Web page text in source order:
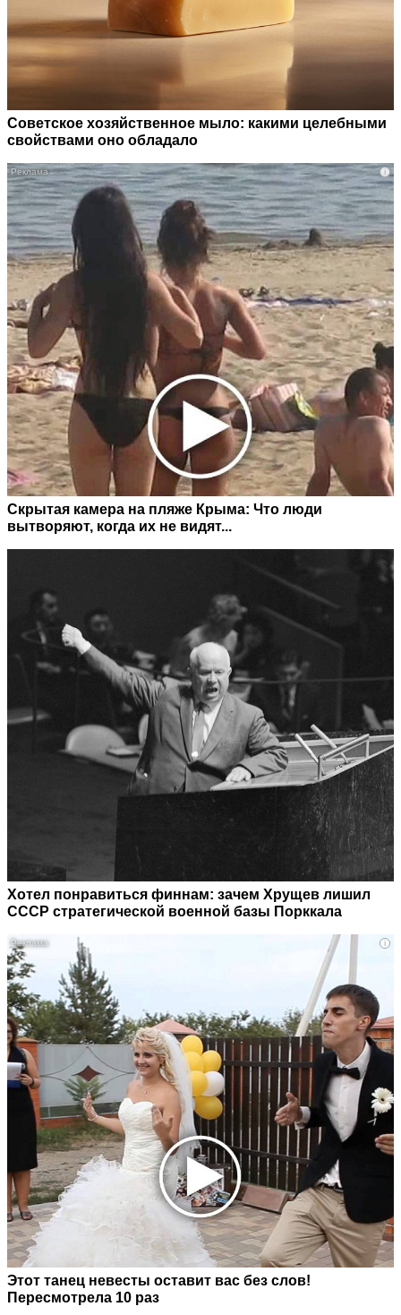
Советское хозяйственное мыло: какими целебными
свойствами оно обладало
i
Скрытая камера на пляже Крыма: Что люди
вытворяют, когда их не видят...
Хотел понравиться финнам: зачем Хрущев лишил
СССР стратегической военной базы Порккала
i
Этот танец невесты оставит вас без слов!
Пересмотрела 10 раз